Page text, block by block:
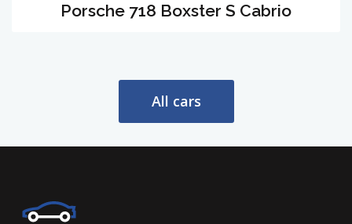
Porsche 718 Boxster S Cabrio
All cars